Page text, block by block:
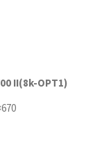
II(8k-OPT1)